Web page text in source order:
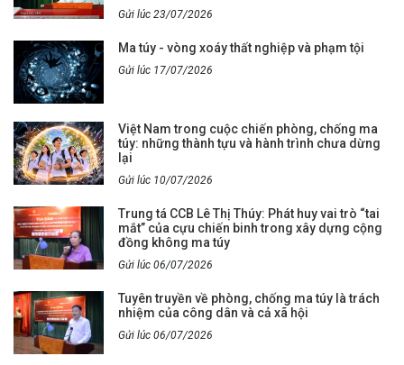
Gửi lúc 23/07/2026
Ma túy - vòng xoáy thất nghiệp và phạm tội
Gửi lúc 17/07/2026
Việt Nam trong cuộc chiến phòng, chống ma
túy: những thành tựu và hành trình chưa dừng
lại
Gửi lúc 10/07/2026
Trung tá CCB Lê Thị Thúy: Phát huy vai trò “tai
mắt” của cựu chiến binh trong xây dựng cộng
đồng không ma túy
Gửi lúc 06/07/2026
Tuyên truyền về phòng, chống ma túy là trách
nhiệm của công dân và cả xã hội
Gửi lúc 06/07/2026